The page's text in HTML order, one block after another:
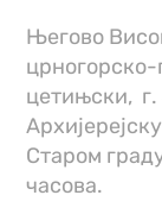
Његово
цетињски,
Старом
часова.